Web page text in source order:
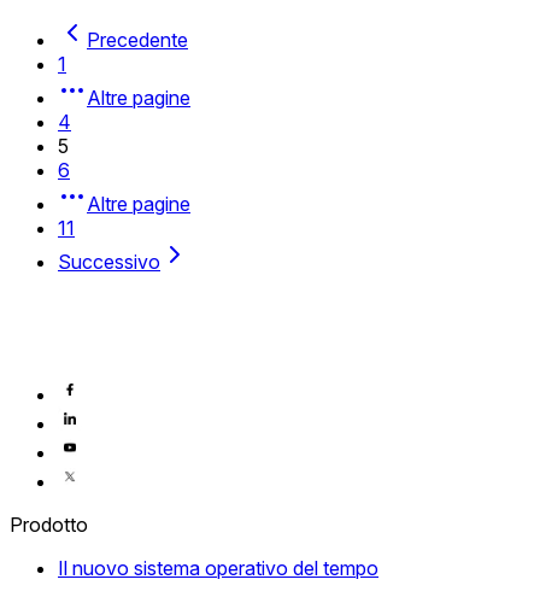
Precedente
1
Altre pagine
4
5
6
Altre pagine
11
Successivo
Prodotto
Il nuovo sistema operativo del tempo